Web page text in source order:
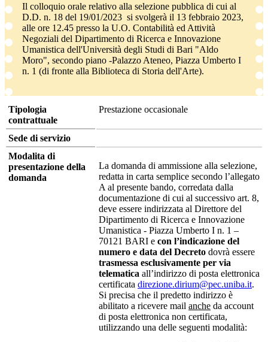
Il colloquio orale relativo alla selezione pubblica di cui al
D.D. n. 18 del 19/01/2023 si svolgerà il 13 febbraio 2023,
alle ore 12.45 presso la U.O. Contabilità ed Attività
Negoziali del Dipartimento di Ricerca e Innovazione
Umanistica dell'Università degli Studi di Bari "Aldo
Moro", secondo piano -Palazzo Ateneo, Piazza Umberto I
n. 1 (di fronte alla Biblioteca di Storia dell'Arte).
Tipologia
contrattuale
Prestazione occasionale
Sede di servizio
Modalita di
presentazione della
domanda
La domanda di ammissione alla selezione,
redatta in carta semplice secondo l’allegato
A al presente bando, corredata dalla
documentazione di cui al successivo art. 8,
deve essere indirizzata al Direttore del
Dipartimento di Ricerca e Innovazione
Umanistica - Piazza Umberto I n. 1 –
70121 BARI e con l’indicazione del
numero e data del Decreto dovrà essere
trasmessa esclusivamente per via
telematica all’indirizzo di posta elettronica
certificata direzione.dirium@pec.uniba.it.
Si precisa che il predetto indirizzo è
abilitato a ricevere mail anche da account
di posta elettronica non certificata,
utilizzando una delle seguenti modalità: